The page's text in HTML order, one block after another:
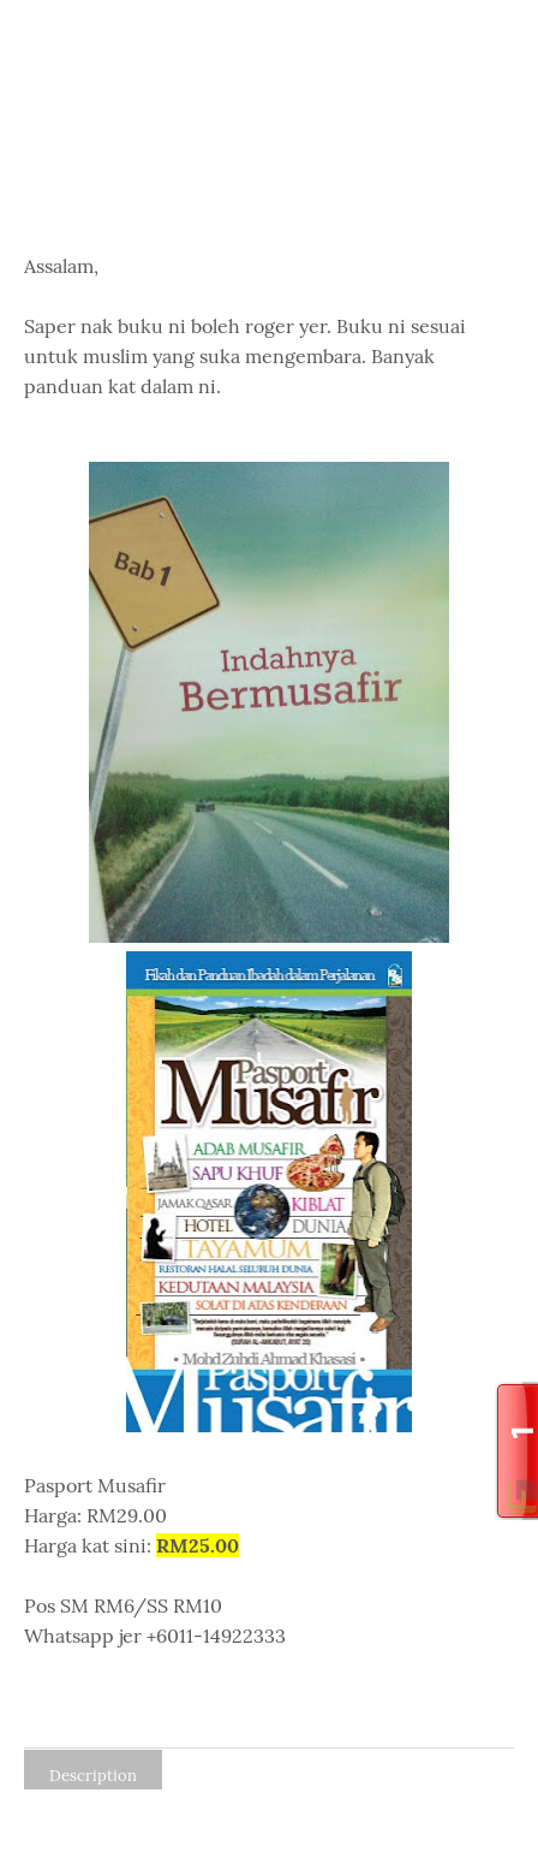
Assalam,
Saper nak buku ni boleh roger yer. Buku ni sesuai
untuk muslim yang suka mengembara. Banyak
panduan kat dalam ni.
Pasport Musafir
Harga: RM29.00
Harga kat sini: RM25.00
Pos SM RM6/SS RM10
Whatsapp jer +6011-14922333
Description